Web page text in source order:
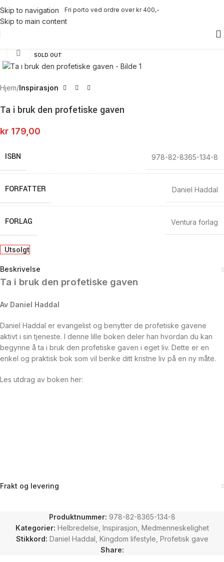
Skip to navigation
Skip to main content
Fri porto ved ordre over kr 400,-
SOLD OUT
Click to enlarge
Hjem Inspirasjon
Ta i bruk den profetiske gaven
kr 179,00
ISBN 978-82-8365-134-8
FORFATTER Daniel Haddal
FORLAG Ventura forlag
Utsolgt
Beskrivelse
Ta i bruk den profetiske gaven
Av Daniel Haddal
Daniel Haddal er evangelist og benytter de profetiske gavene
aktivt i sin tjeneste. I denne lille boken deler han hvordan du kan
begynne å ta i bruk den profetiske gaven i eget liv. Dette er en
enkel og praktisk bok som vil berike ditt kristne liv på en ny måte.
Les utdrag av boken her:
Frakt og levering
Produktnummer: 978-82-8365-134-8
Kategorier: Helbredelse Inspirasjon Medmenneskelighet
Stikkord: Daniel Haddal Kingdom lifestyle Profetisk gave
Share: